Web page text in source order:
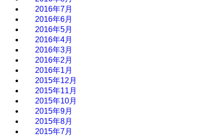
2016年7月
2016年6月
2016年5月
2016年4月
2016年3月
2016年2月
2016年1月
2015年12月
2015年11月
2015年10月
2015年9月
2015年8月
2015年7月